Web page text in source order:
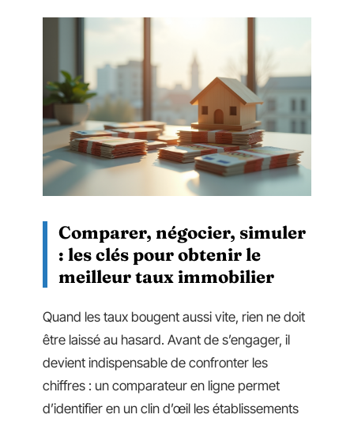
Comparer, négocier, simuler
: les clés pour obtenir le
meilleur taux immobilier
Quand les taux bougent aussi vite, rien ne doit
être laissé au hasard. Avant de s’engager, il
devient indispensable de confronter les
chiffres : un comparateur en ligne permet
d’identifier en un clin d’œil les établissements